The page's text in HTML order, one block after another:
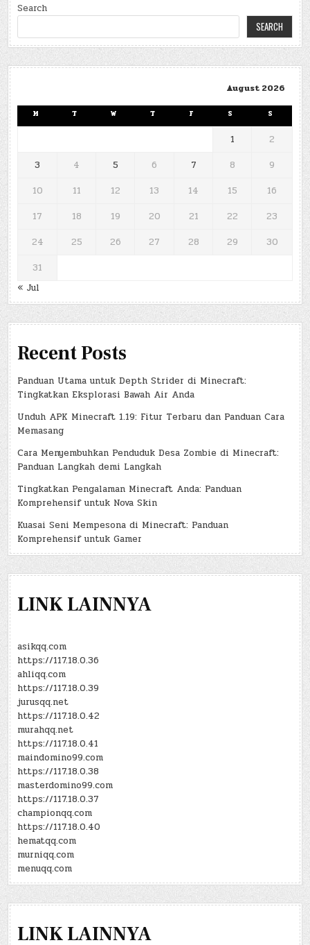
Search
SEARCH
August 2026
M T W T F S S
1
2
3
4 5 6 7 8
9
10
11 12 13 14 15
16
17
18 19 20 21 22
23
24
25 26 27 28 29
30
31
« Jul
Recent Posts
Panduan Utama untuk Depth Strider di Minecraft:
Tingkatkan Eksplorasi Bawah Air Anda
Unduh APK Minecraft 1.19: Fitur Terbaru dan Panduan Cara
Memasang
Cara Menyembuhkan Penduduk Desa Zombie di Minecraft:
Panduan Langkah demi Langkah
Tingkatkan Pengalaman Minecraft Anda: Panduan
Komprehensif untuk Nova Skin
Kuasai Seni Mempesona di Minecraft: Panduan
Komprehensif untuk Gamer
LINK LAINNYA
asikqq.com
https://117.18.0.36
ahliqq.com
https://117.18.0.39
jurusqq.net
https://117.18.0.42
murahqq.net
https://117.18.0.41
maindomino99.com
https://117.18.0.38
masterdomino99.com
https://117.18.0.37
championqq.com
https://117.18.0.40
hematqq.com
murniqq.com
menuqq.com
LINK LAINNYA